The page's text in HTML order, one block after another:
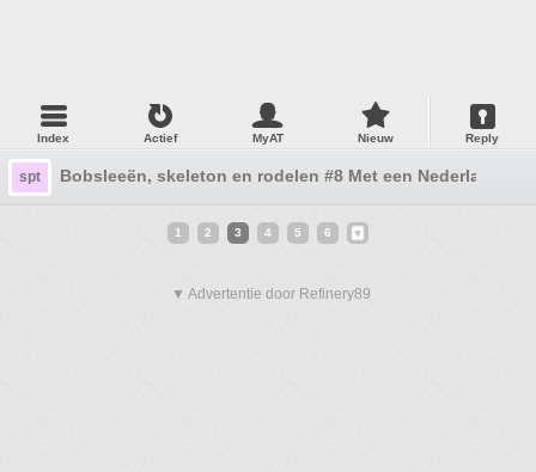
Index Actief MyAT Nieuw Reply
spt Bobsleeën, skeleton en rodelen #8 Met een Nederlandse
1 2 3 4 5 6
▼ Advertentie door Refinery89